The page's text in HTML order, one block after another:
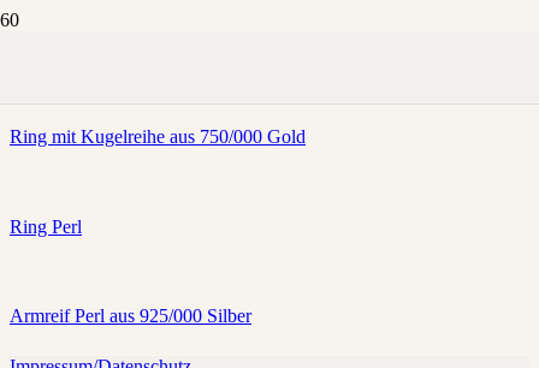
Ring mit Kugelreihe aus 750/000 Gold
Ring Perl
Armreif Perl aus 925/000 Silber